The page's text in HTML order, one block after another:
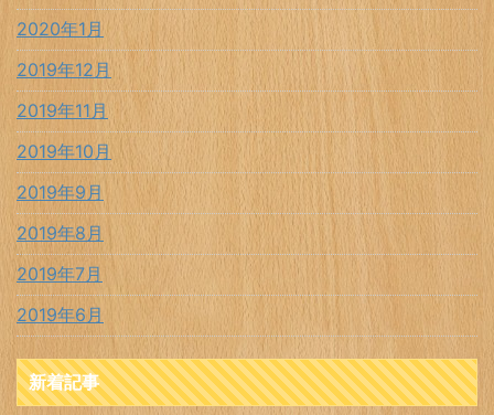
2020年1月
2019年12月
2019年11月
2019年10月
2019年9月
2019年8月
2019年7月
2019年6月
新着記事